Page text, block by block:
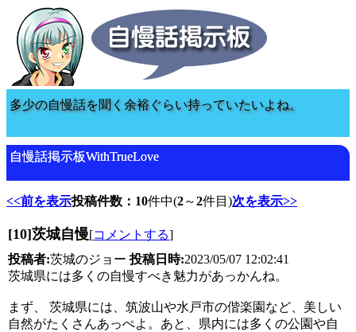
多少の自慢話を聞く余裕ぐらい持っていたいよね。
自慢話掲示板WithTrueLove
<<前を表示投稿件数：10件中(2～2件目)次を表示>>
[10]茨城自慢[コメントする]
投稿者:茨城のジョー投稿日時:2023/05/07 12:02:41
茨城県には多くの自慢すべき魅力があっかんね。
まず、 茨城県には、筑波山や水戸市の偕楽園など、美しい
自然がたくさんあっぺよ。あと、県内には多くの公園や自